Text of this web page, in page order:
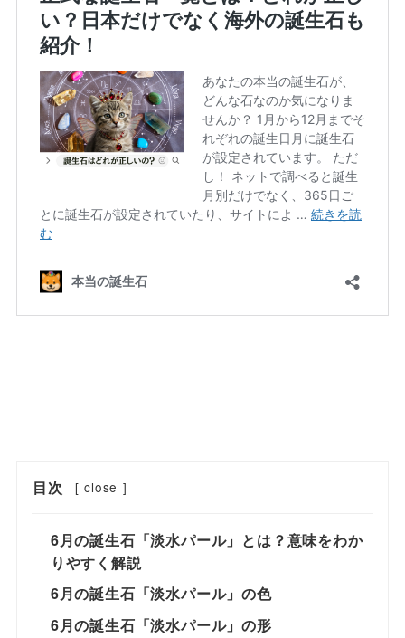
目次 [ close ]
6月の誕生石「淡水パール」とは？意味をわか
りやすく解説
6月の誕生石「淡水パール」の色
6月の誕生石「淡水パール」の形